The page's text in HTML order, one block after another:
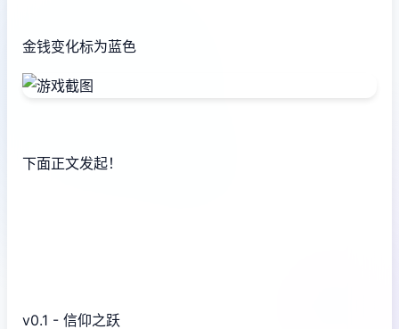
金钱变化标为蓝色
下面正文发起！
v0.1 - 信仰之跃